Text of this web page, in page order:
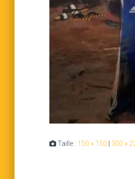
Taille : 150 × 150 300 ×